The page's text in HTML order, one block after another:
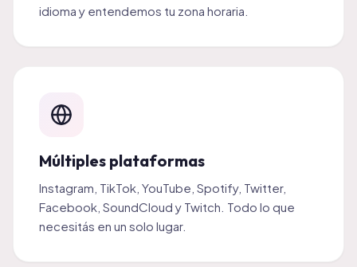
idioma y entendemos tu zona horaria.
Múltiples plataformas
Instagram, TikTok, YouTube, Spotify, Twitter,
Facebook, SoundCloud y Twitch. Todo lo que
necesitás en un solo lugar.